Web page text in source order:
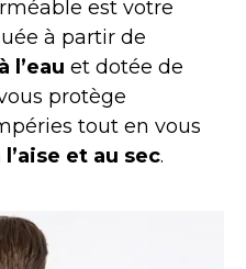
est votre
à partir de
à l’eau et dotée de
protège
tout en vous
l’aise et au sec.